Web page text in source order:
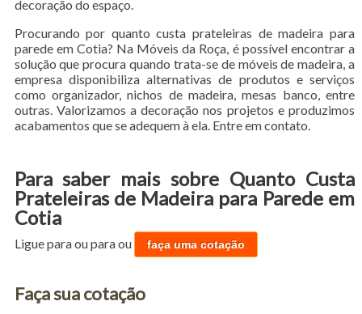
decoração do espaço.
Procurando por quanto custa prateleiras de madeira para
parede em Cotia? Na Móveis da Roça, é possível encontrar a
solução que procura quando trata-se de móveis de madeira, a
empresa disponibiliza alternativas de produtos e serviços
como organizador, nichos de madeira, mesas banco, entre
outras. Valorizamos a decoração nos projetos e produzimos
acabamentos que se adequem à ela. Entre em contato.
Para saber mais sobre Quanto Custa
Prateleiras de Madeira para Parede em
Cotia
Ligue paraou paraou faça uma cotação
Faça sua cotação